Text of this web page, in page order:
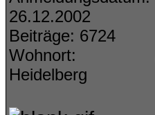
26.12.2002
Beiträge: 6724
Wohnort:
Heidelberg